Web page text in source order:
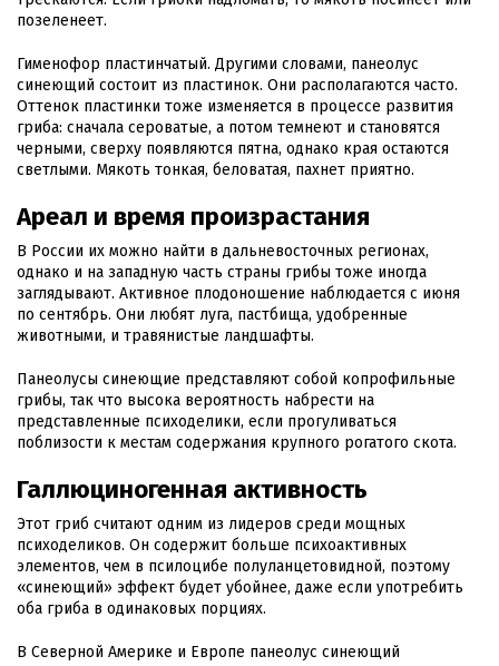
позеленеет.
Гименофор пластинчатый. Другими словами, панеолус
синеющий состоит из пластинок. Они располагаются часто.
Оттенок пластинки тоже изменяется в процессе развития
гриба: сначала сероватые, а потом темнеют и становятся
черными, сверху появляются пятна, однако края остаются
светлыми. Мякоть тонкая, беловатая, пахнет приятно.
Ареал и время произрастания
В России их можно найти в дальневосточных регионах,
однако и на западную часть страны грибы тоже иногда
заглядывают. Активное плодоношение наблюдается с июня
по сентябрь. Они любят луга, пастбища, удобренные
животными, и травянистые ландшафты.
Панеолусы синеющие представляют собой копрофильные
грибы, так что высока вероятность набрести на
представленные психоделики, если прогуливаться
поблизости к местам содержания крупного рогатого скота.
Галлюциногенная активность
Этот гриб считают одним из лидеров среди мощных
психоделиков. Он содержит больше психоактивных
элементов, чем в псилоцибе полуланцетовидной, поэтому
«синеющий» эффект будет убойнее, даже если употребить
оба гриба в одинаковых порциях.
В Северной Америке и Европе панеолус синеющий